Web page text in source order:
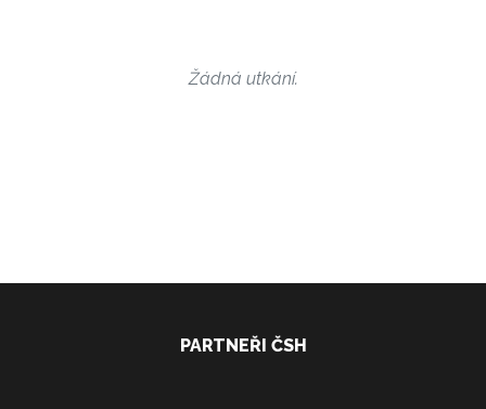
Žádná utkání.
PARTNEŘI ČSH